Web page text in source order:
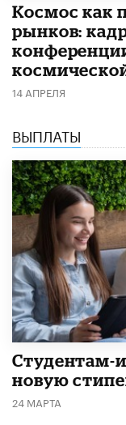
Космос как
рынков:
14 АПРЕЛЯ
ВЫПЛАТЫ
Студентам-
новую
24 МАРТА